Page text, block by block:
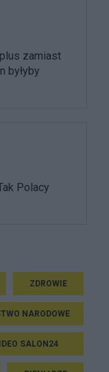
zamiast
byłyby
Polacy
ZDROWIE
NARODOWE
SALON24